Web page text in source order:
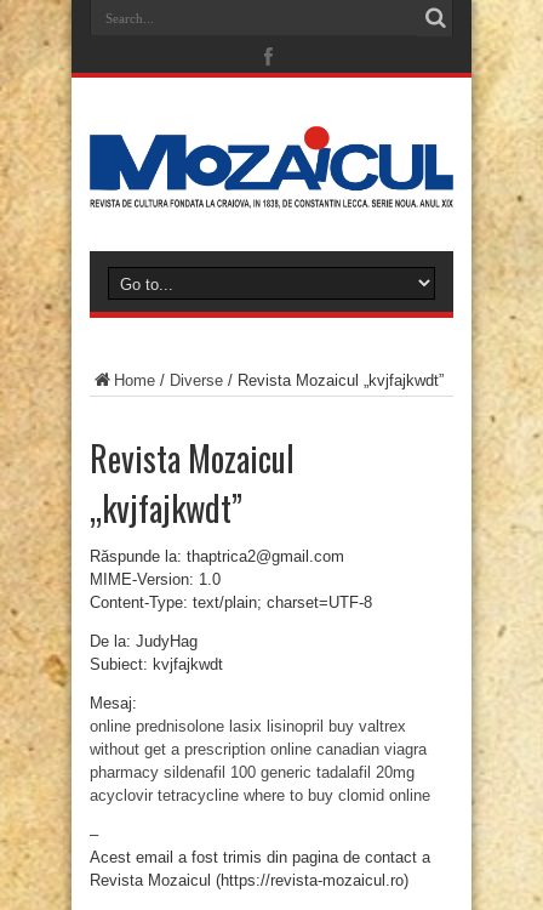
Home / Diverse / Revista Mozaicul „kvjfajkwdt”
Revista Mozaicul
„kvjfajkwdt”
Răspunde la: thaptrica2@gmail.com
MIME-Version: 1.0
Content-Type: text/plain; charset=UTF-8
De la: JudyHag
Subiect: kvjfajkwdt
Mesaj:
online prednisolone lasix lisinopril
buy valtrex
without get a prescription online canadian viagra
pharmacy sildenafil 100 generic tadalafil 20mg
acyclovir tetracycline where to buy clomid online
–
Acest email a fost trimis din pagina de contact a
Revista Mozaicul (https://revista-mozaicul.ro)